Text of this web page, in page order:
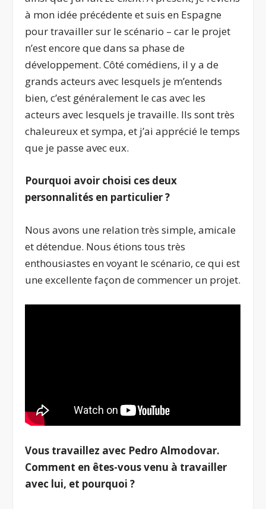
à mon idée précédente et suis en Espagne
pour travailler sur le scénario – car le projet
n’est encore que dans sa phase de
développement. Côté comédiens, il y a de
grands acteurs avec lesquels je m’entends
bien, c’est généralement le cas avec les
acteurs avec lesquels je travaille. Ils sont très
chaleureux et sympa, et j’ai apprécié le temps
que je passe avec eux.
Pourquoi avoir choisi ces deux
personnalités en particulier?
Nous avons une relation très simple, amicale
et détendue. Nous étions tous très
enthousiastes en voyant le scénario, ce qui est
une excellente façon de commencer un projet.
Vous travaillez avec Pedro Almodovar.
Comment en êtes-vous venu à travailler
avec lui, et pourquoi ?